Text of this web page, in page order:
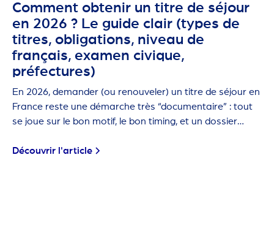
Comment obtenir un titre de séjour
en 2026 ? Le guide clair (types de
titres, obligations, niveau de
français, examen civique,
préfectures)
En 2026, demander (ou renouveler) un titre de séjour en
France reste une démarche très “documentaire” : tout
se joue sur le bon motif, le bon timing, et un dossier
Découvrir l'article